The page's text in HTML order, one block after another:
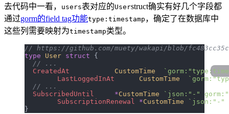
去代码中一看， users表对应的Userstruct确实有好几个字段都
通过gorm的field tag功能type:timestamp ，确定了在数据库中
这些列需要映射为timestamp类型。
// https://github.com/muety/wakapi/blob/
type User struct {
  // ...
  CreatedAt
           CustomTime
  `gorm:"type:
	LastLoggedInAt
      CustomTime
  // ...
  SubscribedUntil
     *
CustomTime `json:"-"
	SubscriptionRenewal
*CustomTime `json:"-"
}